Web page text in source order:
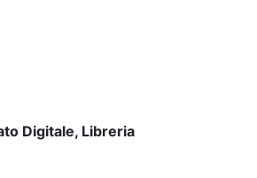
Digitale, Libreria